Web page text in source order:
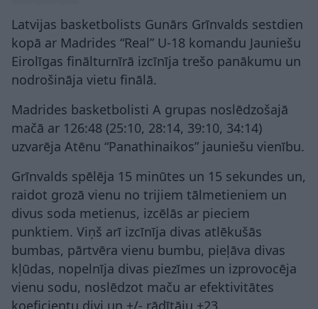
Latvijas basketbolists Gunārs Grīnvalds sestdien
kopā ar Madrides “Real” U-18 komandu Jauniešu
Eirolīgas finālturnīrā izcīnīja trešo panākumu un
nodrošināja vietu finālā.
Madrides basketbolisti A grupas noslēdzošajā
mačā ar 126:48 (25:10, 28:14, 39:10, 34:14)
uzvarēja Atēnu “Panathinaikos” jauniešu vienību.
Grīnvalds spēlēja 15 minūtes un 15 sekundes un,
raidot grozā vienu no trijiem tālmetieniem un
divus soda metienus, izcēlās ar pieciem
punktiem. Viņš arī izcīnīja divas atlēkušās
bumbas, pārtvēra vienu bumbu, pieļāva divas
kļūdas, nopelnīja divas piezīmes un izprovocēja
vienu sodu, noslēdzot maču ar efektivitātes
koeficientu divi un +/- rādītāju +23.